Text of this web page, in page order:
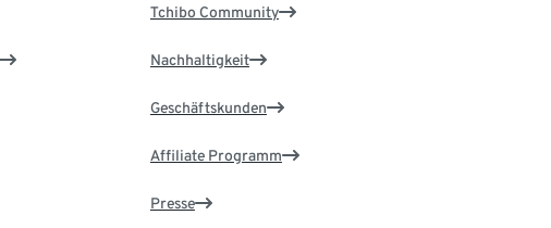
Tchibo Community
Nachhaltigkeit
Geschäftskunden
Affiliate Programm
Presse